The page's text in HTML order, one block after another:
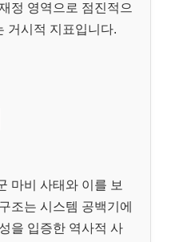
정 영역으로 점진적으
거시적 지표입니다.
마비 사태와 이를 보
조는 시스템 공백기에
을 입증한 역사적 사